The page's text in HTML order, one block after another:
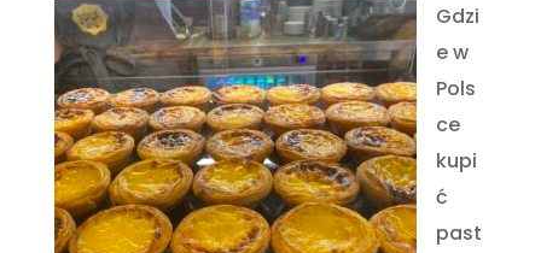
Gdzi
e w
Pols
ce
kupi
ć
past